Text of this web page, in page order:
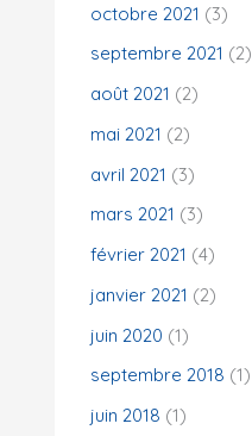
octobre 2021 (3)
septembre 2021 (2)
août 2021 (2)
mai 2021 (2)
avril 2021 (3)
mars 2021 (3)
février 2021 (4)
janvier 2021 (2)
juin 2020 (1)
septembre 2018 (1)
juin 2018 (1)